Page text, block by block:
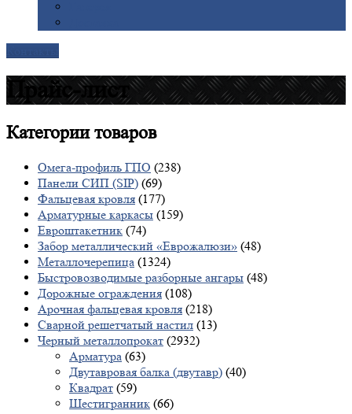
Прайс-лист
Категориитоваров
Омега-профиль ГПО (238)
Панели СИП (SIP) (69)
Фальцевая кровля (177)
Арматурные каркасы (159)
Евроштакетник (74)
Забор металлический «Еврожалюзи» (48)
Металлочерепица (1324)
Быстровозводимые разборные ангары (48)
Дорожные ограждения (108)
Арочная фальцевая кровля (218)
Сварной решетчатый настил (13)
Черный металлопрокат (2932)
Арматура (63)
Двутавровая балка (двутавр) (40)
Квадрат (59)
Шестигранник (66)